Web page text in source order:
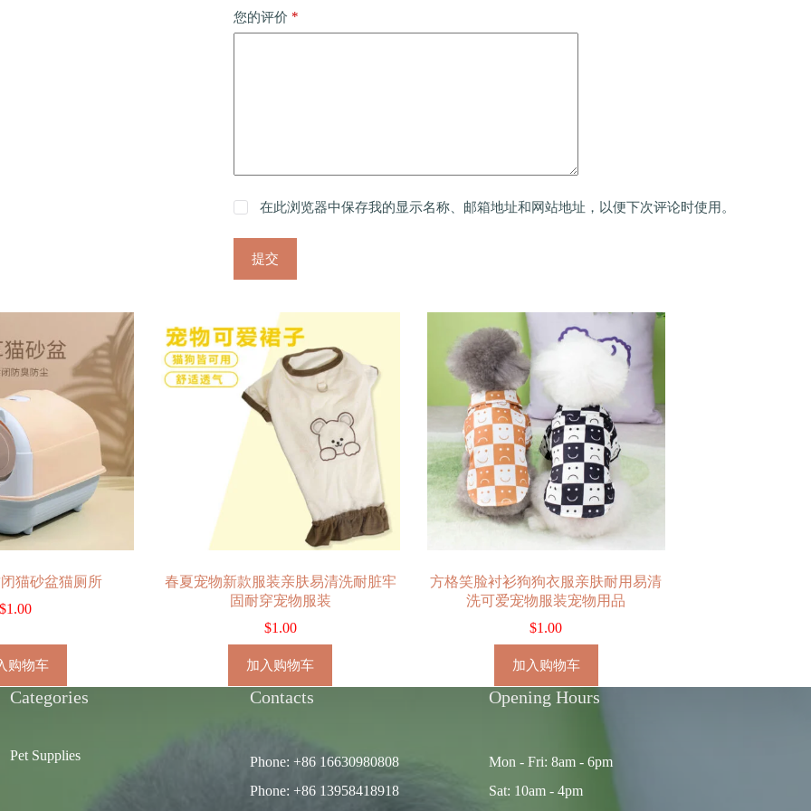
您的评价 *
在此浏览器中保存我的显示名称、邮箱地址和网站地址，以便下次评论时使用。
提交
猫砂盆猫厕所
1.00
购物车
春夏宠物新款服装亲肤易清洗耐脏牢
固耐穿宠物服装
$1.00
加入购物车
方格笑脸衬衫狗狗衣服亲肤耐用易清
洗可爱宠物服装宠物用品
$1.00
加入购物车
Categories
Pet Supplies
Contacts
Phone: +86 16630980808
Phone: +86 13958418918
Opening Hours
Mon - Fri: 8am - 6pm
Sat: 10am - 4pm